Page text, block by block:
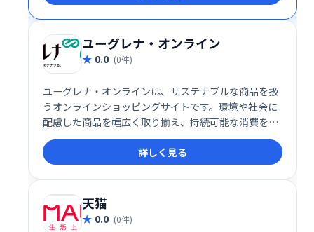
ユーグレナ・オンライン
0.0 (0件)
ユーグレナ・オンラインは、サステナブルな商品を扱
うオンラインショッピングサイトです。環境や社会に
配慮した商品を幅広く取り揃え、持続可能な消費を支
援します。安心安全な商品選びで、より良い未来への
貢献を一緒に始めませんか？
詳しく見る
天猫
0.0 (0件)